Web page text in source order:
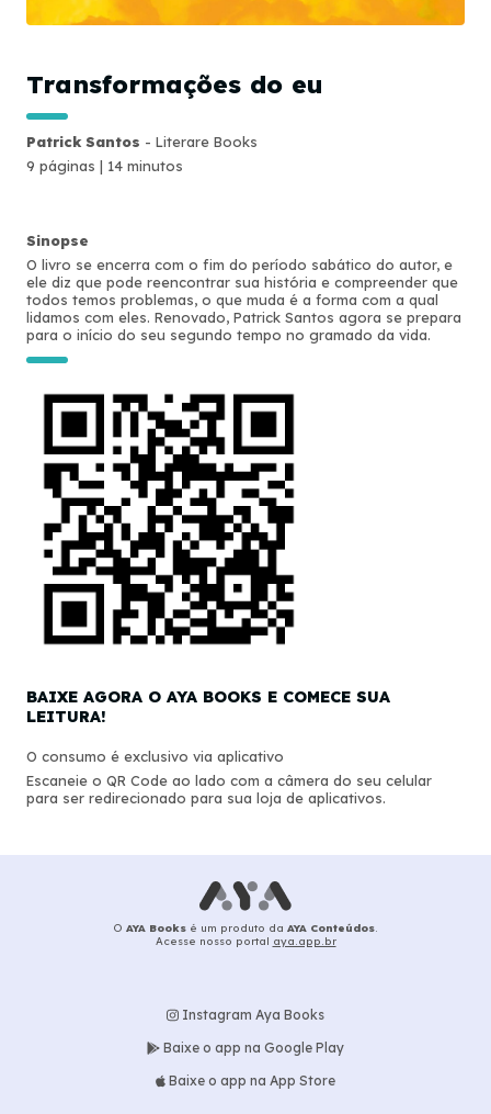
Transformações do eu
Patrick Santos - Literare Books
9 páginas | 14 minutos
Sinopse
O livro se encerra com o fim do período sabático do autor, e
ele diz que pode reencontrar sua história e compreender que
todos temos problemas, o que muda é a forma com a qual
lidamos com eles. Renovado, Patrick Santos agora se prepara
para o início do seu segundo tempo no gramado da vida.
BAIXE AGORA O AYA BOOKS E COMECE SUA
LEITURA!
O consumo é exclusivo via aplicativo
Escaneie o QR Code ao lado com a câmera do seu celular
para ser redirecionado para sua loja de aplicativos.
O AYA Books é um produto da AYA Conteúdos.
Acesse nosso portal aya.app.br
Instagram Aya Books
Baixe o app na Google Play
Baixe o app na App Store